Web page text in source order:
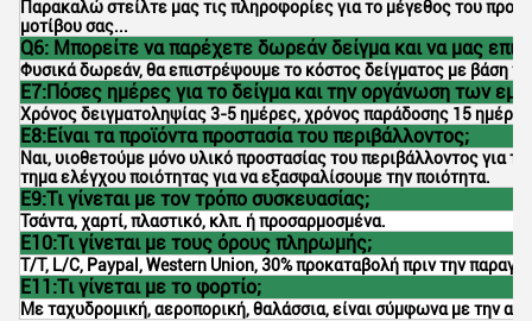
Παρακαλώ στείλτε μας τις πληροφορίες για το μέγεθος του
μοτίβου σας...
Q6: Μπορείτε να παρέχετε δωρεάν δείγμα και να μας
Φυσικά δωρεάν, θα επιστρέψουμε το κόστος δείγματος με βάση
Ε7:Πόσες ημέρες για το δείγμα και την οργάνωση των
Χρόνος δειγματοληψίας 3-5 ημέρες, χρόνος παράδοσης 15
Ε8:Είναι τα προϊόντα προστασία του περιβάλλοντος;
Ναι, υιοθετούμε μόνο υλικό προστασίας του περιβάλλοντος για
τημα ελέγχου ποιότητας για να εξασφαλίσουμε την ποιότητα.
Ε9:Τι γίνεται με τον τρόπο συσκευασίας;
Τσάντα, χαρτί, πλαστικό, κλπ. ή προσαρμοσμένα.
Ε10:Τι γίνεται με τους όρους πληρωμής;
T/T, L/C, Paypal, Western Union, 30% προκαταβολή πριν την
Ε11:Τι γίνεται με το φορτίο;
Με ταχυδρομική, αεροπορική, θαλάσσια, είναι σύμφωνα με την